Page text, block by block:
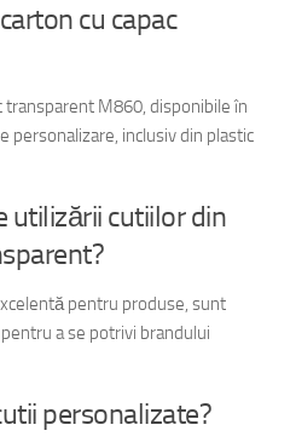
cu capac
transparent M860, disponibile în
personalizare, inclusiv din plastic
utilizării cutiilor din
pentru produse, sunt
a se potrivi brandului
personalizate?